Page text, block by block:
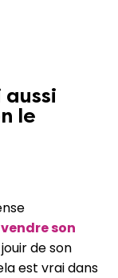
aussi
le
vendre son
de son
est vrai dans